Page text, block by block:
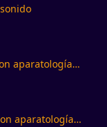
aparatología
aparatología